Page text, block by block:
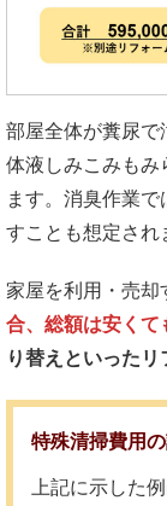
部屋全体が糞尿で
体液しみこみもみ
ます。消臭作業
すことも想定され
家屋を利用・売却
合、総額は安くて
り替えといった
特殊清掃費用
上記に示した